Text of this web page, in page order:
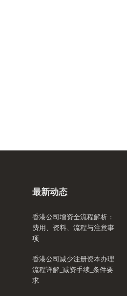
最新动态
香港公司增资全流程解析：
费用、资料、流程与注意事
项
香港公司减少注册资本办理
流程详解_减资手续_条件要
求